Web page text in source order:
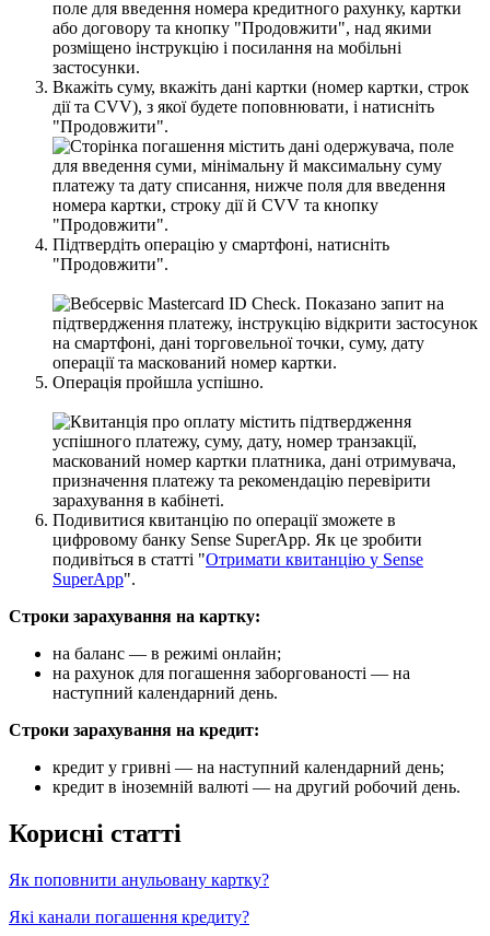
Вкажіть суму, вкажіть дані картки (номер картки, строк
дії та CVV), з якої будете поповнювати, і натисніть
"Продовжити".
Підтвердіть операцію у смартфоні, натисніть
"Продовжити".
Операція пройшла успішно.
Подивитися квитанцію по операції зможете в
цифровому банку Sense SuperApp. Як це зробити
подивіться в статті "Отримати квитанцію у Sense
SuperApp".
Строки зарахування на картку:
на баланс — в режимі онлайн;
на рахунок для погашення заборгованості — на
наступний календарний день.
Строки зарахування на кредит:
кредит у гривні — на наступний календарний день;
кредит в іноземній валюті — на другий робочий день.
Корисні статті
Як поповнити анульовану картку?
Які канали погашення кредиту?